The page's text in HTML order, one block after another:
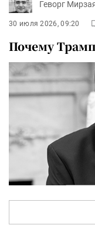
Геворг
30 июля 2026, 09:20
Почему